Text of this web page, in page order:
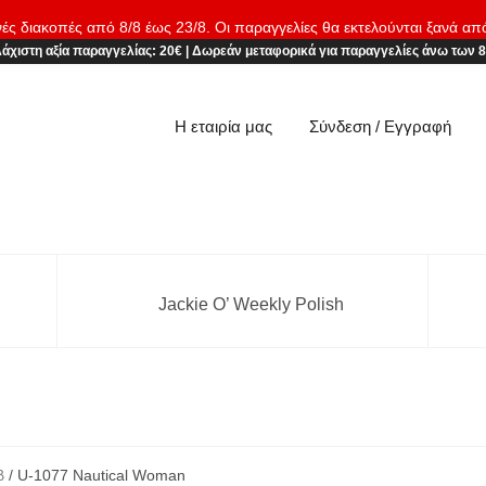
διακοπές από 8/8 έως 23/8. Οι παραγγελίες θα εκτελούνται ξανά
αξία παραγγελίας: 20€| Δωρεάν μεταφορικάγια παραγγελίες άνω των
Η εταιρία μας Σύνδεση / Εγγραφή
Jackie O’ Weekly Polish
/ U-1077 Nautical Woman